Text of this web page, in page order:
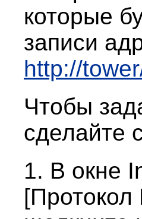
которые
записи
http://
Чтобы
сделайте
1. В окне
[Протокол